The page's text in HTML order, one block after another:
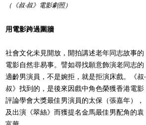
（《叔‧叔》電影劇照）
用電影跨過圍牆
社會文化未見開放，開拍講述老年同志故事的
電影自然非易事。譬如尋找願意飾演老同志的
適齡男演員，不是婉拒，就是拒演床戲。《叔‧
叔》找到的，是後來因戲中角色榮獲香港電影
評論學會大獎最佳男演員的太保（張嘉年），
及出演《翠絲》而獲提名金馬最佳男配角的袁